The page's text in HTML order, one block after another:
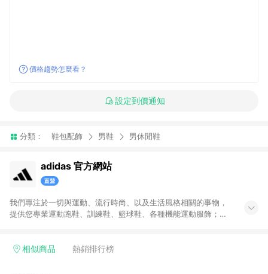
價格趨勢怎麼看？
設定到價通知
分類： 鞋包配飾 男鞋 男休閒鞋
adidas 官方網站
我們專注於一切與運動、流行時尚、以及生活風格相關的事物，
提供您專業運動跑鞋、訓練鞋、籃球鞋、各種機能運動服飾；也
定期舉辦的優惠活動，加上滿1,500免運與七天鑑賞期服務，讓您
相似商品 熱銷排行榜